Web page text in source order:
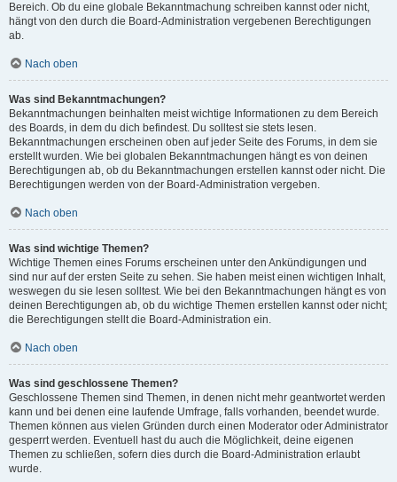
Bereich. Ob du eine globale Bekanntmachung schreiben kannst oder nicht,
hängt von den durch die Board-Administration vergebenen Berechtigungen
ab.
Nach oben
Was sind Bekanntmachungen?
Bekanntmachungen beinhalten meist wichtige Informationen zu dem Bereich
des Boards, in dem du dich befindest. Du solltest sie stets lesen.
Bekanntmachungen erscheinen oben auf jeder Seite des Forums, in dem sie
erstellt wurden. Wie bei globalen Bekanntmachungen hängt es von deinen
Berechtigungen ab, ob du Bekanntmachungen erstellen kannst oder nicht. Die
Berechtigungen werden von der Board-Administration vergeben.
Nach oben
Was sind wichtige Themen?
Wichtige Themen eines Forums erscheinen unter den Ankündigungen und
sind nur auf der ersten Seite zu sehen. Sie haben meist einen wichtigen Inhalt,
weswegen du sie lesen solltest. Wie bei den Bekanntmachungen hängt es von
deinen Berechtigungen ab, ob du wichtige Themen erstellen kannst oder nicht;
die Berechtigungen stellt die Board-Administration ein.
Nach oben
Was sind geschlossene Themen?
Geschlossene Themen sind Themen, in denen nicht mehr geantwortet werden
kann und bei denen eine laufende Umfrage, falls vorhanden, beendet wurde.
Themen können aus vielen Gründen durch einen Moderator oder Administrator
gesperrt werden. Eventuell hast du auch die Möglichkeit, deine eigenen
Themen zu schließen, sofern dies durch die Board-Administration erlaubt
wurde.